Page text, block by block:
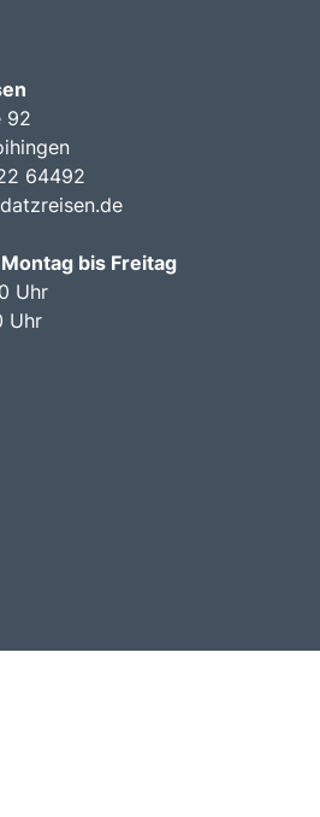
92
64492
bis Freitag
Uhr
Uhr